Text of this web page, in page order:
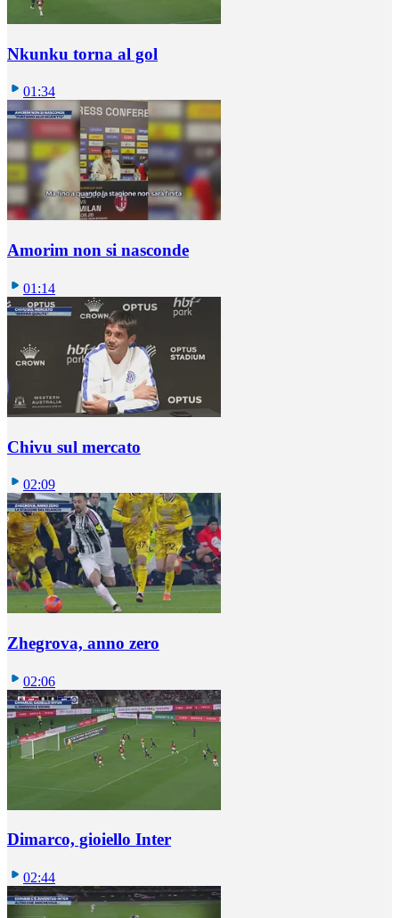
Nkunku torna al gol
01:34
Amorim non si nasconde
01:14
Chivu sul mercato
02:09
Zhegrova, anno zero
02:06
Dimarco, gioiello Inter
02:44